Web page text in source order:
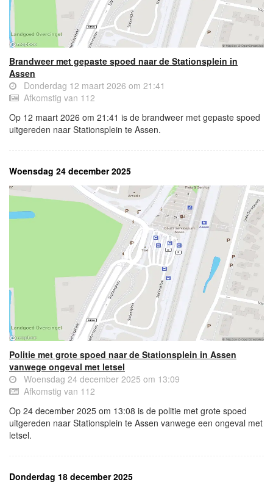
Brandweer met gepaste spoed naar de Stationsplein in
Assen
Donderdag 12 maart 2026 om 21:41
Afkomstig van 112
Op 12 maart 2026 om 21:41 is de brandweer met gepaste spoed
uitgereden naar Stationsplein te Assen.
Woensdag 24 december 2025
Politie met grote spoed naar de Stationsplein in Assen
vanwege ongeval met letsel
Woensdag 24 december 2025 om 13:09
Afkomstig van 112
Op 24 december 2025 om 13:08 is de politie met grote spoed
uitgereden naar Stationsplein te Assen vanwege een ongeval met
letsel.
Donderdag 18 december 2025